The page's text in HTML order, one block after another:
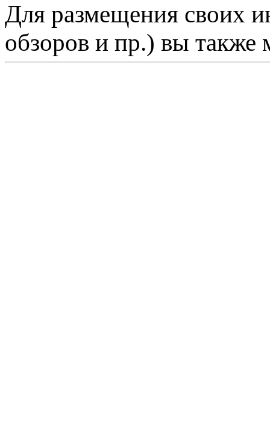
Для размещения своих
обзоров и пр.) вы также